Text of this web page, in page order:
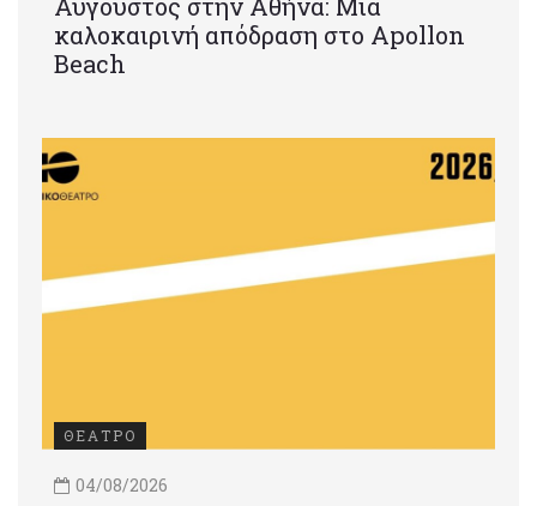
καλοκαιρινή απόδραση στο Apollon
Beach
ΘΕΑΤΡΟ
04/08/2026